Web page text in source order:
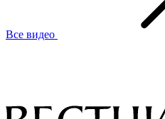
Все видео